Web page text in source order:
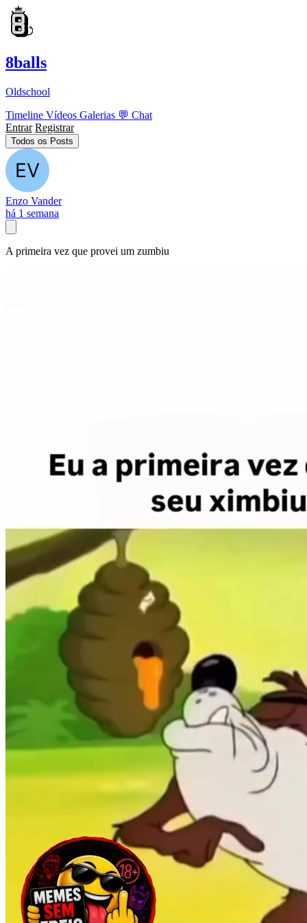
8balls
Oldschool
Timeline Vídeos Galerias 💬 Chat
Entrar Registrar
Todos os Posts
Enzo Vander
há 1 semana
A primeira vez que provei um zumbiu